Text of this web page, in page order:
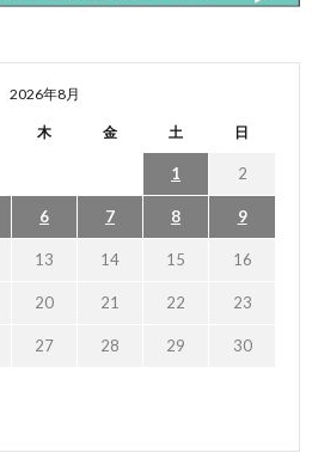
2026年8月
木 金 土 日
1 2
6 7 8 9
13 14 15 16
20 21 22 23
27 28 29 30